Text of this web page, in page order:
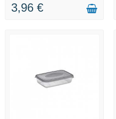
3,96 €